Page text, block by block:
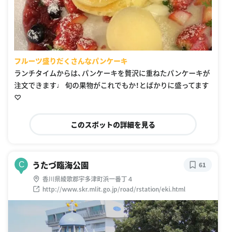
フルーツ盛りだくさんなパンケーキ
ランチタイムからは、パンケーキを贅沢に重ねたパンケーキが
注文できます♩ 旬の果物がこれでもか！とばかりに盛ってます
♡
このスポットの詳細を見る
C うたづ臨海公園
香川県綾歌郡宇多津町浜一番丁４
http://www.skr.mlit.go.jp/road/rstation/eki.html
61